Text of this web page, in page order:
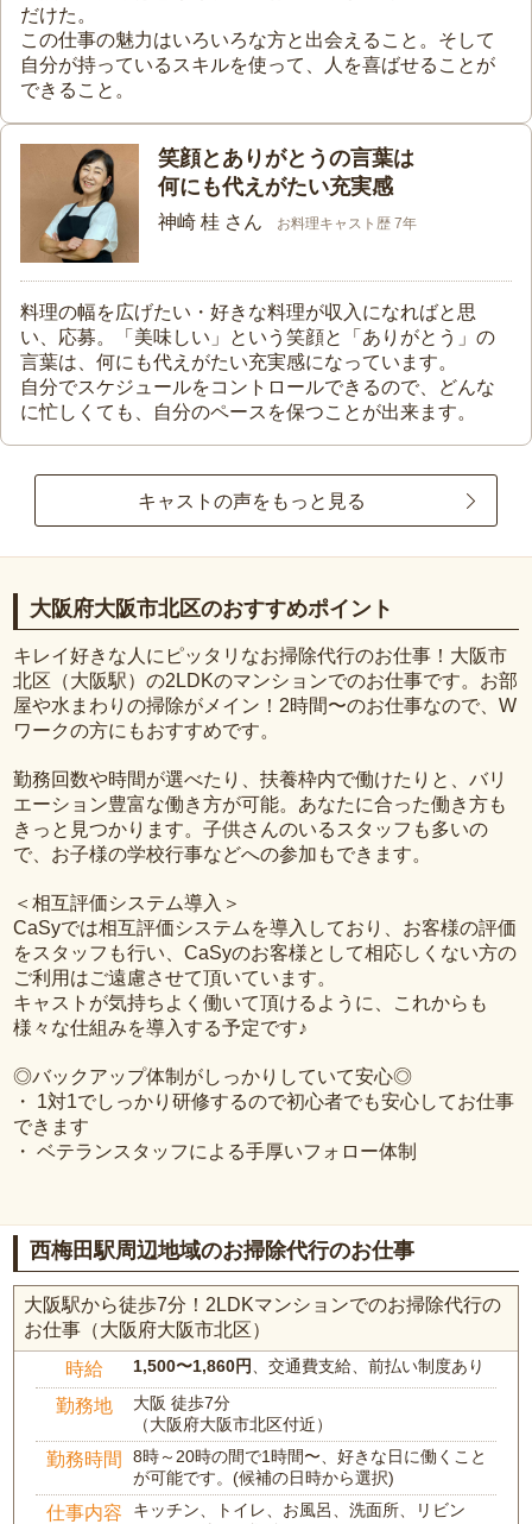
だけた。
この仕事の魅力はいろいろな方と出会えること。そして
自分が持っているスキルを使って、人を喜ばせることが
できること。
笑顔とありがとうの言葉は
何にも代えがたい充実感
神崎 桂 さん お料理キャスト歴 7年
料理の幅を広げたい・好きな料理が収入になればと思
い、応募。「美味しい」という笑顔と「ありがとう」の
言葉は、何にも代えがたい充実感になっています。
自分でスケジュールをコントロールできるので、どんな
に忙しくても、自分のペースを保つことが出来ます。
キャストの声をもっと見る
大阪府大阪市北区のおすすめポイント
キレイ好きな人にピッタリなお掃除代行のお仕事！大阪市
北区（大阪駅）の2LDKのマンションでのお仕事です。お部
屋や水まわりの掃除がメイン！2時間〜のお仕事なので、W
ワークの方にもおすすめです。
勤務回数や時間が選べたり、扶養枠内で働けたりと、バリ
エーション豊富な働き方が可能。あなたに合った働き方も
きっと見つかります。子供さんのいるスタッフも多いの
で、お子様の学校行事などへの参加もできます。
＜相互評価システム導入＞
CaSyでは相互評価システムを導入しており、お客様の評価
をスタッフも行い、CaSyのお客様として相応しくない方の
ご利用はご遠慮させて頂いています。
キャストが気持ちよく働いて頂けるように、これからも
様々な仕組みを導入する予定です♪
◎バックアップ体制がしっかりしていて安心◎
・ 1対1でしっかり研修するので初心者でも安心してお仕事
できます
・ ベテランスタッフによる手厚いフォロー体制
西梅田駅周辺地域のお掃除代行のお仕事
大阪駅から徒歩7分！2LDKマンションでのお掃除代行の
お仕事（大阪府大阪市北区）
時給 1,500〜1,860円、交通費支給、前払い制度あり
勤務地
大阪 徒歩7分
（大阪府大阪市北区付近）
勤務時間
8時～20時の間で1時間〜、好きな日に働くこと
が可能です。(候補の日時から選択)
仕事内容
キッチン、トイレ、お風呂、洗面所、リビン